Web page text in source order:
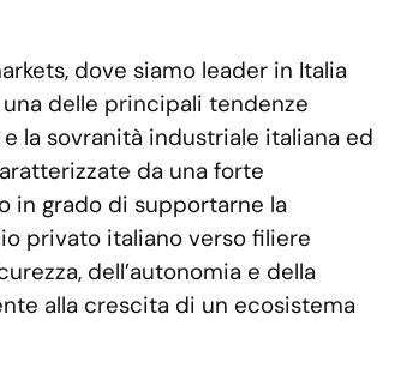
dove siamo leader in Italia
delle principali tendenze
la sovranità industriale italiana ed
da una forte
in grado di supportarne la
privato italiano verso filiere
dell’autonomia e della
alla crescita di un ecosistema